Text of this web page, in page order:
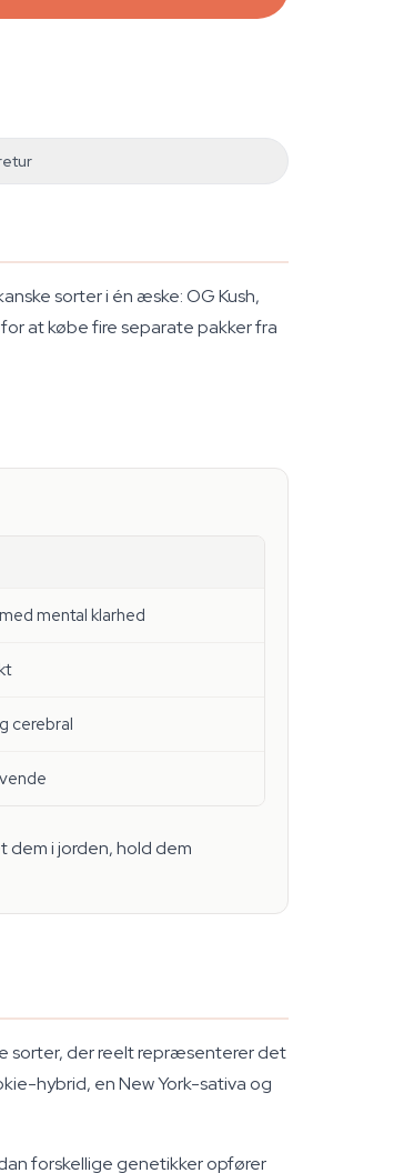
sorter i én æske: OG Kush,
at købe fire separate pakker fra
mental klarhed
cerebral
dem i jorden, hold dem
sorter, der reelt repræsenterer det
hybrid, en New York-sativa og
forskellige genetikker opfører